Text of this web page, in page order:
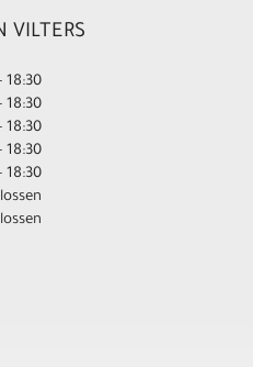
VILTERS
18:30
18:30
18:30
18:30
18:30